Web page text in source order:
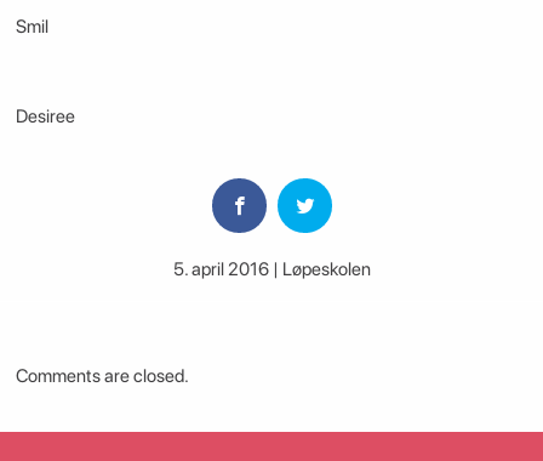
Smil
Desiree
5. april 2016 | Løpeskolen
Comments are closed.